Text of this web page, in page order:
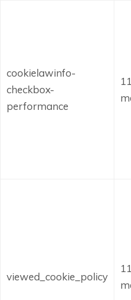
cookielawinfo-
checkbox-
performance
11
viewed_cookie_policy
11